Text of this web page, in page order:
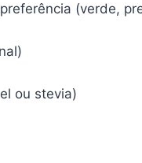
(verde,
ou stevia)